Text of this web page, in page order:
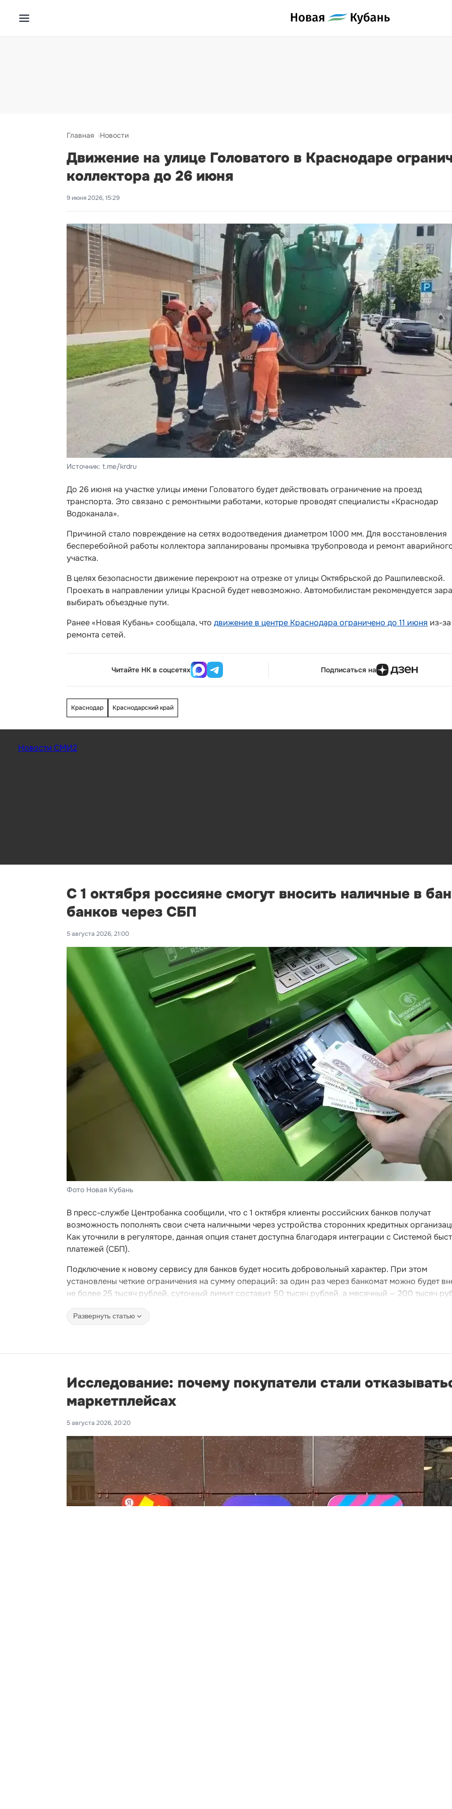
Главная Новости
Движение на улице Головатого в Краснодаре
коллектора до 26 июня
9 июня 2026, 15:29
Источник: t.me/krdru
До 26 июня на участке улицы имени Головатого будет действовать ограничение на проезд
транспорта. Это связано с ремонтными работами, которые проводят специалисты «Краснодар
Водоканала».
Причиной стало повреждение на сетях водоотведения диаметром 1000 мм. Для восстановления
бесперебойной работы коллектора запланированы промывка трубопровода и ремонт
участка.
В целях безопасности движение перекроют на отрезке от улицы Октябрьской до Рашпилевской.
Проехать в направлении улицы Красной будет невозможно. Автомобилистам рекомендуется
выбирать объездные пути.
Ранее «Новая Кубань» сообщала, что движение в центре Краснодара ограничено до 11 июня из-за
ремонта сетей.
Читайте НК в соцсетях Подписаться на
Краснодар Краснодарский край
Новости СМИ2
С 1 октября россияне смогут вносить наличные в
банков через СБП
5 августа 2026, 21:00
Фото Новая Кубань
В пресс-службе Центробанка сообщили, что с 1 октября клиенты российских банков получат
возможность пополнять свои счета наличными через устройства сторонних кредитных
Как уточнили в регуляторе, данная опция станет доступна благодаря интеграции с Системой
платежей (СБП).
Подключение к новому сервису для банков будет носить добровольный характер. При этом
установлены четкие ограничения на сумму операций: за один раз через банкомат можно будет
не более 25 тысяч рублей, суточный лимит составит 50 тысяч рублей, а месячный — 200 тысяч
Развернуть статью
Исследование: почему покупатели стали
маркетплейсах
5 августа 2026, 20:20